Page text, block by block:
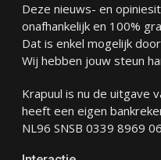
Deze nieuws- en
onafhankelijk en 100%
Dat is enkel mogelijk
Wij hebben jouw steun
Krapuul is nu de uitgave
heeft een eigen
NL96 SNSB 0339 8969